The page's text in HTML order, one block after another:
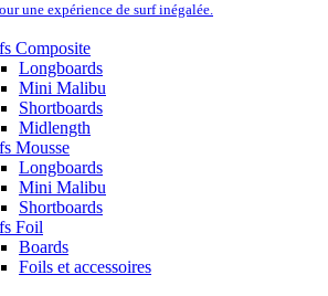
une expérience de surf inégalée.
Composite
Longboards
Mini Malibu
Shortboards
Midlength
Mousse
Longboards
Mini Malibu
Shortboards
Foil
Boards
Foils et accessoires